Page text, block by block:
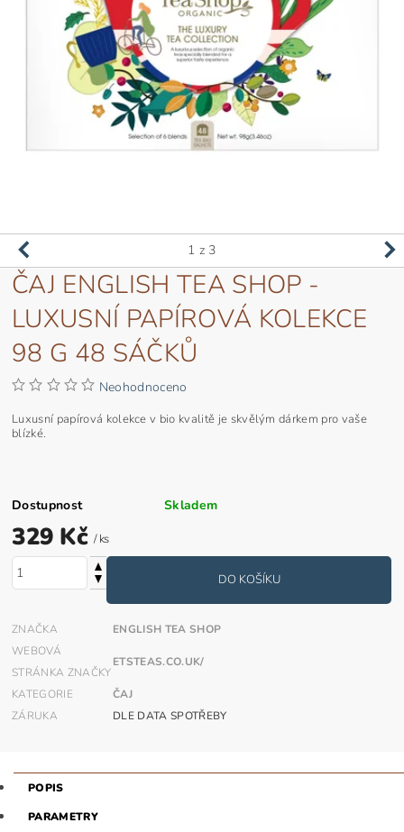
1 z 3
ČAJ ENGLISH TEA SHOP -
LUXUSNÍ PAPÍROVÁ KOLEKCE
98 G 48 SÁČKŮ
Neohodnoceno
Luxusní papírová kolekce v bio kvalitě je skvělým dárkem pro vaše
blízké.
Dostupnost Skladem
329 Kč / ks
ZNAČKA
ENGLISH TEA SHOP
WEBOVÁ
STRÁNKA ZNAČKY
ETSTEAS.CO.UK/
KATEGORIE
ČAJ
ZÁRUKA
DLE DATA SPOTŘEBY
POPIS
PARAMETRY